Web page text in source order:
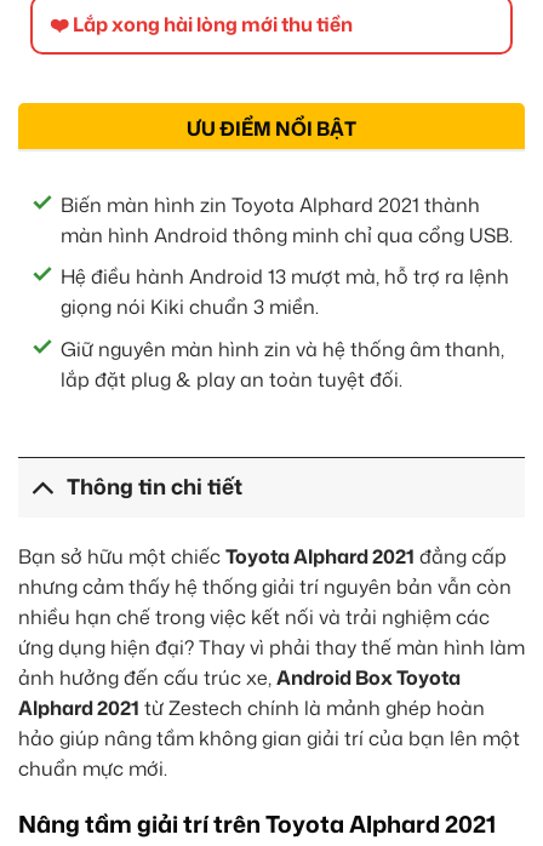
❤️ Lắp xong hài lòng mới thu tiền
ƯU ĐIỂM NỔI BẬT
Biến màn hình zin Toyota Alphard 2021 thành
màn hình Android thông minh chỉ qua cổng USB.
Hệ điều hành Android 13 mượt mà, hỗ trợ ra lệnh
giọng nói Kiki chuẩn 3 miền.
Giữ nguyên màn hình zin và hệ thống âm thanh,
lắp đặt plug & play an toàn tuyệt đối.
Thông tin chi tiết
Bạn sở hữu một chiếcToyota Alphard 2021 đẳng cấp
nhưng cảm thấy hệ thống giải trí nguyên bản vẫn còn
nhiều hạn chế trong việc kết nối và trải nghiệm các
ứng dụng hiện đại? Thay vì phải thay thế màn hình làm
ảnh hưởng đến cấu trúc xe,Android Box Toyota
Alphard 2021 từ Zestech chính là mảnh ghép hoàn
hảo giúp nâng tầm không gian giải trí của bạn lên một
chuẩn mực mới.
Nâng tầm giải trí trên Toyota Alphard 2021